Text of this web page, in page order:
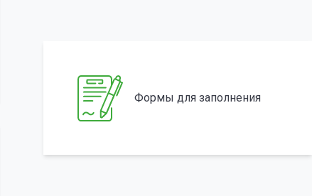
Формы для заполнения